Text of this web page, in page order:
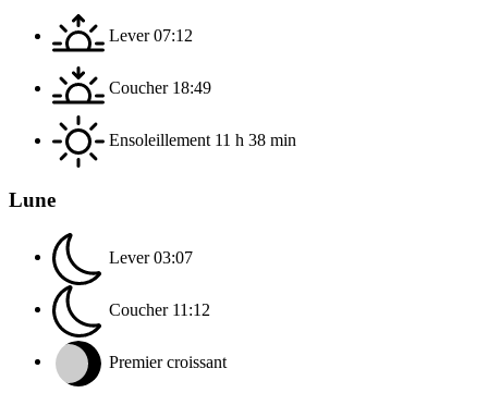
Lever 07:12
Coucher 18:49
Ensoleillement 11 h 38 min
Lune
Lever 03:07
Coucher 11:12
Premier croissant